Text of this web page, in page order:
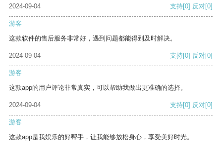
2024-09-04 支持[0] 反对[0]
游客
这款软件的售后服务非常好，遇到问题都能得到及时解决。
2024-09-04 支持[0] 反对[0]
游客
这款app的用户评论非常真实，可以帮助我做出更准确的选择。
2024-09-04 支持[0] 反对[0]
游客
这款app是我娱乐的好帮手，让我能够放松身心，享受美好时光。